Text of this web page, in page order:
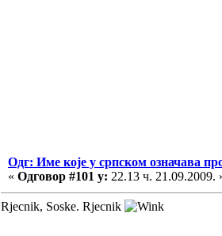
Одг: Име које у српском означава
« Одговор #101 у: 22.13 ч. 21.09.2009.
Rjecnik, Soske. Rjecnik